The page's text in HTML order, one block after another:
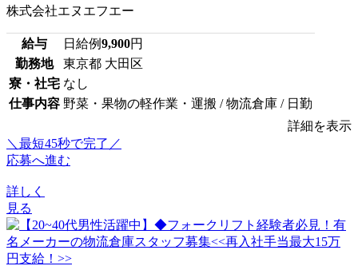
株式会社エヌエフエー
給与 日給例9,900円
勤務地
東京都 大田区
寮・社宅 なし
仕事内容 野菜・果物の軽作業・運搬 / 物流倉庫 / 日勤
詳細を表示
＼最短45秒で完了／
応募へ進む
詳しく
見る